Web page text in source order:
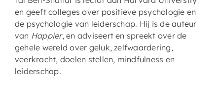
en geeft colleges over positieve psychologie en
de psychologie van leiderschap. Hij is de auteur
van Happier, en adviseert en spreekt over de
gehele wereld over geluk, zelfwaardering,
veerkracht, doelen stellen, mindfulness en
leiderschap.